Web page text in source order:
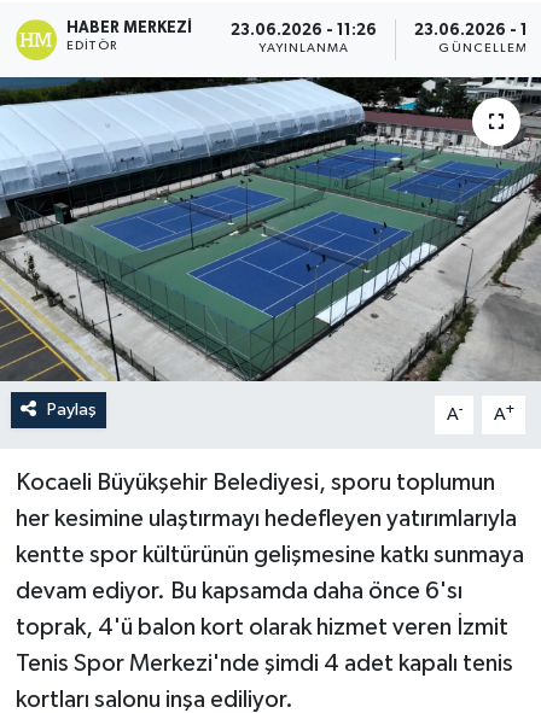
HABER MERKEZI
EDITÖR
23.06.2026 - 11:26
YAYINLANMA
23.06.2026 -
GÜNCELLEME
Paylaş A- A+
Kocaeli Büyükşehir Belediyesi, sporu toplumun
her kesimine ulaştırmayı hedefleyen yatırımlarıyla
kentte spor kültürünün gelişmesine katkı sunmaya
devam ediyor. Bu kapsamda daha önce 6'sı
toprak, 4'ü balon kort olarak hizmet veren İzmit
Tenis Spor Merkezi'nde şimdi 4 adet kapalı tenis
kortları salonu inşa ediliyor.